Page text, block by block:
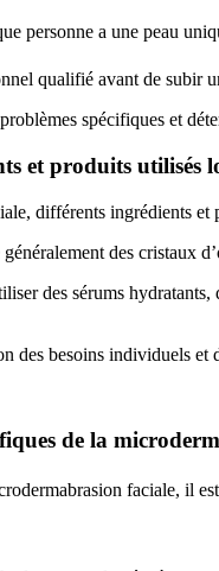
personne a une peau
qualifié avant de subir
spécifiques et
et produits utilisés
différents ingrédients
des cristaux
des sérums
des besoins individuels et
de la
faciale, il